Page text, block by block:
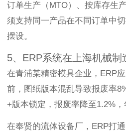
订单生产（MTO）、按库存生
须支持同一产品在不同订单中
摆设。
5、ERP系统在上海机械制
在青浦某精密模具企业，ERP
前，图纸版本混乱导致报废率
+版本锁定，报废率降至1.2%，
在奉贤的流体设备厂，ERP打